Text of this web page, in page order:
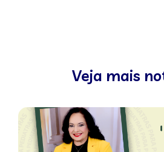
Veja mais